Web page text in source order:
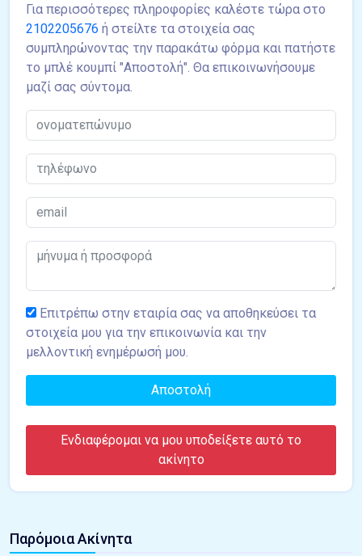
Για περισσότερες πληροφορίες καλέστε τώρα στο
2102205676 ή στείλτε τα στοιχεία σας
συμπληρώνοντας την παρακάτω φόρμα και πατήστε
το μπλέ κουμπί "Αποστολή". Θα επικοινωνήσουμε
μαζί σας σύντομα.
Επιτρέπω στην εταιρία σας να αποθηκεύσει τα
στοιχεία μου για την επικοινωνία και την
μελλοντική ενημέρωσή μου.
Αποστολή
Ενδιαφέρομαι να μου υποδείξετε αυτό το
ακίνητο
Παρόμοια Ακίνητα